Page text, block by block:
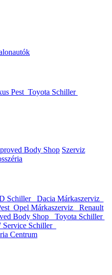
Pest Toyota Schiller
Body Shop Szerviz
Schiller
Dacia Márkaszerviz
Opel Márkaszerviz
Renault
Body Shop
Toyota Schiller
Service Schiller
Centrum